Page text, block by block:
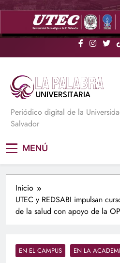
Saltar
La Palabra
Periódico digital de la
Salvador
MENÚ
Inicio
UTEC y REDSABI impulsan
de la salud con apoyo de la
EN EL CAMPUS EN LA